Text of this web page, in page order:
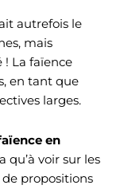
autrefois le
mais
! La faïence
en tant que
larges.
en
qu’à voir sur les
propositions